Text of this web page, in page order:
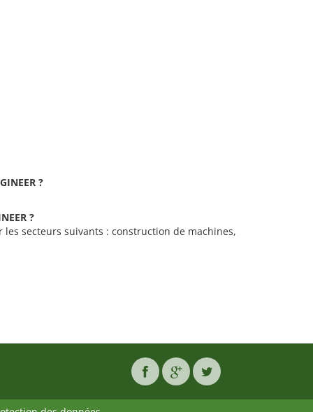
?
?
les secteurs suivants : construction de machines,